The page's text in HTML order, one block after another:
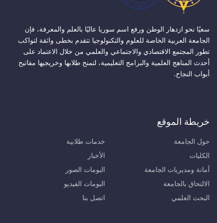
سعيًا نحو ازدهار الوطن ورفع اسم سوريا عاليًا بالعلم والمعرفة، فإن
الجامعة العربية الخاصة للعلوم والتكنولوجيا تتقدم بخطى واثقة لتواكب
تطور المجتمع الاقتصادي والاجتماعي والعلمي من خلال الاعتماد على
أحدث المناهج العلمية والبرامج التعليمية، لتمنح طلابها وخريجيها مفاتيح
أبواب النجاح.
خريطة الموقع
حول الجامعة
الكليات
أمانة ومديريات الجامعة
الالتحاق بالجامعة
البحث العلمي
خدمات طلابية
الأخبار
البومات الصور
البومات الفيديو
اتصل بنا